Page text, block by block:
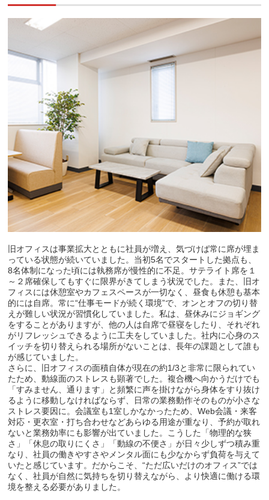
旧オフィスは事業拡大とともに社員が増え、気づけば常に席が埋ま
っている状態が続いていました。当初5名でスタートした拠点も、
8名体制になった頃には執務席が慢性的に不足。サテライト席を１
～２席確保してもすぐに限界がきてしまう状況でした。また、旧オ
フィスには休憩室やカフェスペースが一切なく、昼食も休憩も基本
的には自席。常に“仕事モードが続く環境”で、オンとオフの切り替
えが難しい状況が習慣化していました。私は、昼休みにジョギング
をすることがありますが、他の人は自席で昼寝をしたり、それぞれ
がリフレッシュできるように工夫をしていました。社内に心身のス
イッチを切り替えられる場所がないことは、長年の課題として誰も
が感じていました。
さらに、旧オフィスの面積自体が現在の約1/3と非常に限られてい
たため、動線面のストレスも顕著でした。複合機へ向かうだけでも
「すみません、通ります」と頻繁に声を掛けながら身体をすり抜け
るように移動しなければならず、日常の業務動作そのものが小さな
ストレス要因に。会議室も1室しかなかったため、Web会議・来客
対応・更衣室・打ち合わせなどあらゆる用途が重なり、予約が取れ
ないと業務効率にも影響が出ていました。こうした「物理的な狭
さ」「休息の取りにくさ」「動線の不便さ」が日々少しずつ積み重
なり、社員の働きやすさやメンタル面にも少なからず負荷を与えて
いたと感じています。だからこそ、“ただ広いだけのオフィス”では
なく、社員が自然に気持ちを切り替えながら、より快適に働ける環
境を整える必要がありました。